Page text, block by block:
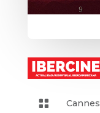
 Cannes